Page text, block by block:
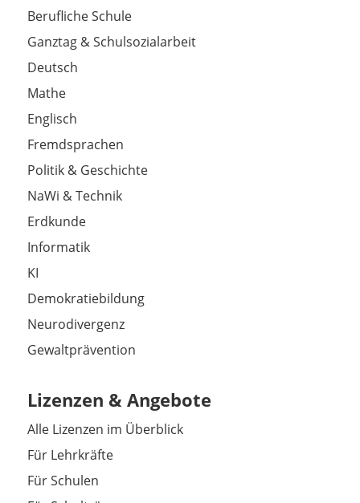
Berufliche Schule
Ganztag & Schulsozialarbeit
Deutsch
Mathe
Englisch
Fremdsprachen
Politik & Geschichte
NaWi & Technik
Erdkunde
Informatik
KI
Demokratiebildung
Neurodivergenz
Gewaltprävention
Lizenzen & Angebote
Alle Lizenzen im Überblick
Für Lehrkräfte
Für Schulen